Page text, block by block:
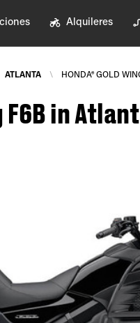
Alquileres
ATLANTA \ HONDA® GOLD
F6B in